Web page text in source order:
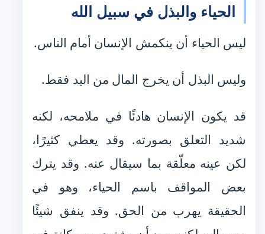
الحياء والبذل في سبيل الله
ليس الحياء أن ينكمش الإنسان أمام الناس.
وليس البذل أن يخرج المال من اليد فقط.
قد يكون الإنسان هادئًا في ملامحه، لكنه
شديد التعلق بصورته. وقد يعطي كثيرًا،
لكن عينه معلّقة بما سيقال عنه. وقد يترك
بعض المواقف باسم الحياء، وهو في
الحقيقة يهرب من الحق. وقد ينفق شيئًا